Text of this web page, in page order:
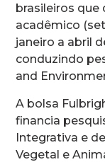
brasileiros que
acadêmico
janeiro a abril
conduzindo
and
A bolsa
financia
Integrativa e
Vegetal e